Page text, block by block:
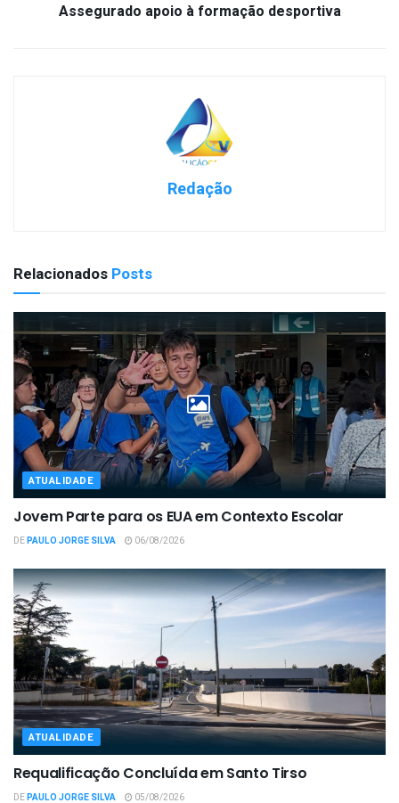
Assegurado apoio à formação desportiva
Redação
Relacionados Posts
ATUALIDADE
Jovem Parte para os EUA em Contexto Escolar
DEPAULO JORGE SILVA 06/08/2026
ATUALIDADE
Requalificação Concluída em Santo Tirso
DEPAULO JORGE SILVA 05/08/2026